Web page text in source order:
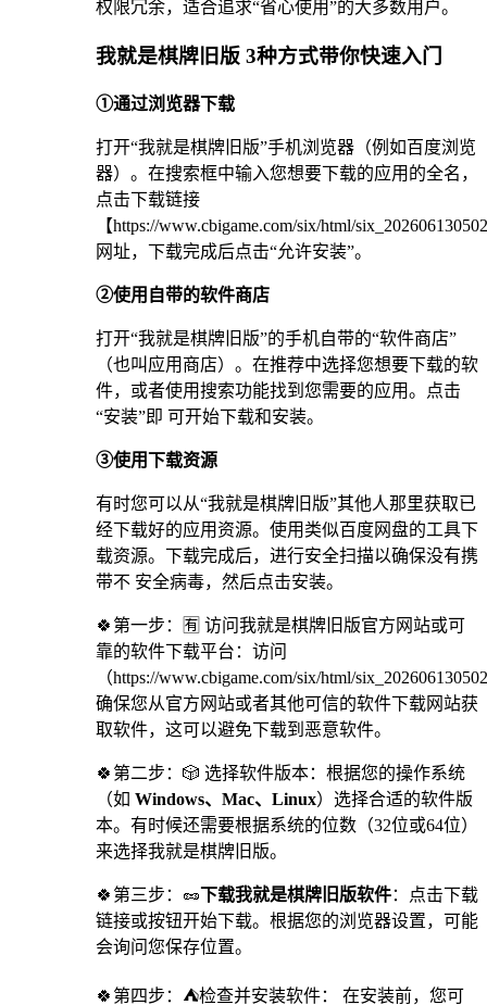
权限冗余，适合追求“省心使用”的大多数用户。
我就是棋牌旧版 3种方式带你快速入门
①通过浏览器下载
打开“我就是棋牌旧版”手机浏览器（例如百度浏览
器）。在搜索框中输入您想要下载的应用的全名，
点击下载链接
【https://www.cbigame.com/six/html/
网址，下载完成后点击“允许安装”。
②使用自带的软件商店
打开“我就是棋牌旧版”的手机自带的“软件商店”
（也叫应用商店）。在推荐中选择您想要下载的软
件，或者使用搜索功能找到您需要的应用。点击
“安装”即 可开始下载和安装。
③使用下载资源
有时您可以从“我就是棋牌旧版”其他人那里获取已
经下载好的应用资源。使用类似百度网盘的工具下
载资源。下载完成后，进行安全扫描以确保没有携
带不 安全病毒，然后点击安装。
🍀第一步：🈶 访问我就是棋牌旧版官方网站或可
靠的软件下载平台：访问
（https://www.cbigame.com/six/html/
确保您从官方网站或者其他可信的软件下载网站获
取软件，这可以避免下载到恶意软件。
🍀第二步：🎲 选择软件版本：根据您的操作系统
（如 Windows、Mac、Linux）选择合适的软件版
本。有时候还需要根据系统的位数（32位或64位）
来选择我就是棋牌旧版。
🍀第三步：🥜下载我就是棋牌旧版软件：点击下载
链接或按钮开始下载。根据您的浏览器设置，可能
会询问您保存位置。
🍀第四步：⛺检查并安装软件： 在安装前，您可